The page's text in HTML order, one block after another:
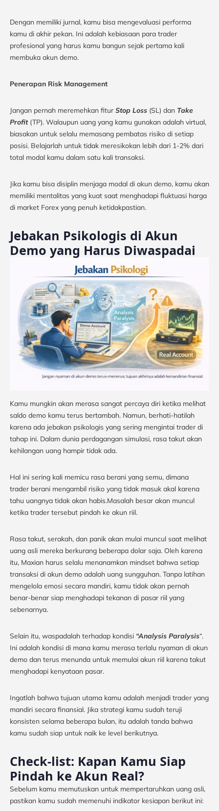
Dengan memiliki jurnal, kamu bisa mengevaluasi performa
kamu di akhir pekan. Ini adalah kebiasaan para trader
profesional yang harus kamu bangun sejak pertama kali
membuka akun demo.
Penerapan Risk Management
Jangan pernah meremehkan fitur Stop Loss (SL) dan Take
Profit(TP). Walaupun uang yang kamu gunakan adalah virtual,
biasakan untuk selalu memasang pembatas risiko di setiap
posisi. Belajarlah untuk tidak meresikokan lebih dari 1-2% dari
total modal kamu dalam satu kali transaksi.
Jika kamu bisa disiplin menjaga modal di akun demo, kamu akan
memiliki mentalitas yang kuat saat menghadapi fluktuasi harga
di market Forex yang penuh ketidakpastian.
Jebakan Psikologis di Akun
Demo yang Harus Diwaspadai
Kamu mungkin akan merasa sangat percaya diri ketika melihat
saldo demo kamu terus bertambah. Namun, berhati-hatilah
karena ada jebakan psikologis yang sering mengintai trader di
tahap ini. Dalam dunia perdagangan simulasi, rasa takut akan
kehilangan uang hampir tidak ada.
Hal ini sering kali memicu rasa berani yang semu, dimana
trader berani mengambil risiko yang tidak masuk akal karena
tahu uangnya tidak akan habis.Masalah besar akan muncul
ketika trader tersebut pindah ke akun riil.
Rasa takut, serakah, dan panik akan mulai muncul saat melihat
uang asli mereka berkurang beberapa dolar saja. Oleh karena
itu, Maxian harus selalu menanamkan mindset bahwa setiap
transaksi di akun demo adalah uang sungguhan. Tanpa latihan
mengelola emosi secara mandiri, kamu tidak akan pernah
benar-benar siap menghadapi tekanan di pasar riil yang
sebenarnya.
Selain itu, waspadalah terhadap kondisi “Analysis Paralysis“.
Ini adalah kondisi di mana kamu merasa terlalu nyaman di akun
demo dan terus menunda untuk memulai akun riil karena takut
menghadapi kenyataan pasar.
Ingatlah bahwa tujuan utama kamu adalah menjadi trader yang
mandiri secara finansial. Jika strategi kamu sudah teruji
konsisten selama beberapa bulan, itu adalah tanda bahwa
kamu sudah siap untuk naik ke level berikutnya.
Check-list: Kapan Kamu Siap
Pindah ke Akun Real?
Sebelum kamu memutuskan untuk mempertaruhkan uang asli,
pastikan kamu sudah memenuhi indikator kesiapan berikut ini: